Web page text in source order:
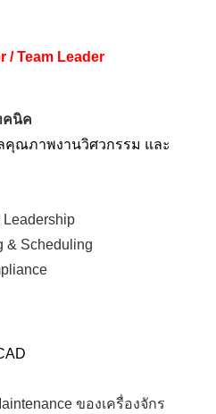
/ Team Leader
คนิค
คุณภาพงานวิศวกรรม และ
Leadership
& Scheduling
ของเครื่องจักร